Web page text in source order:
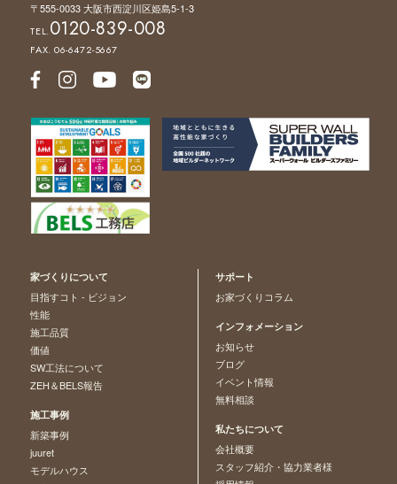
〒555-0033 大阪市西淀川区姫島5-1-3
TEL.0120-839-008
FAX. 06-6472-5667
家づくりについて
目指すコト - ビジョン
性能
施工品質
価値
SW工法について
ZEH＆BELS報告
施工事例
新築事例
juuret
モデルハウス
サポート
お家づくりコラム
インフォメーション
お知らせ
ブログ
イベント情報
無料相談
私たちについて
会社概要
スタッフ紹介・協力業者様